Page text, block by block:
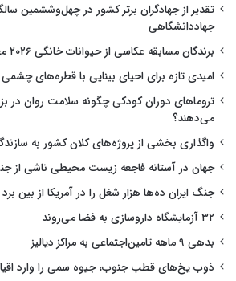
تقدیر از جهادگران برتر کشور در چهل‌وششمین
جهاددانشگاهی
برندگان مسابقه عکاسی از حیوانات خانگی ۲۰۲۶ معرفی شدند
امیدی تازه برای احیای بینایی با قطره‌های چشمی
تروماهای دوران کودکی چگونه سلامت روان در
می‌دهند؟
واگذاری بخشی از پروژه‌های کلان کشور به
جهان در آستانه فاجعه زیست محیطی ناشی از
جنگ ایران ده‌ها هزار شغل را در آمریکا از بین برد
۳۲ آزمایشگاه داروسازی به فضا می‌روند
بدهی ۹ ماهه تامین‌اجتماعی به مراکز دیالیز
ذوب یخ‌های قطب جنوب، جیوه سمی را وارد